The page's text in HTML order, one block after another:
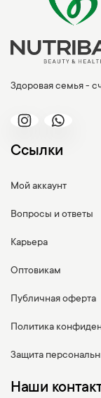
Здоровая семья -
Ссылки
Мой аккаунт
Вопросы и ответы
Карьера
Оптовикам
Публичная оферта
Политика
Защита
Наши